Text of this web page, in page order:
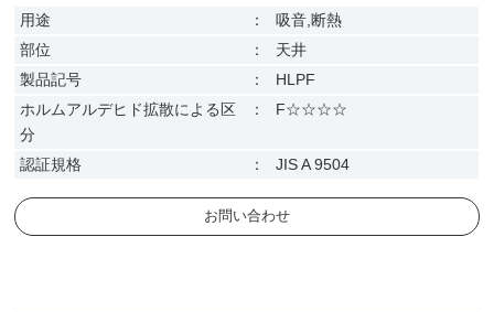
用途 ：
吸音,断熱
部位
：
天井
製品記号
：
HLPF
ホルムアルデヒド拡散による区
分
： F☆☆☆☆
認証規格 ： JIS A 9504
お問い合わせ